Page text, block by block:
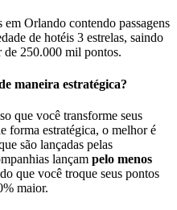
Orlando contendo passagens
de hotéis 3 estrelas, saindo
de 250.000 mil pontos.
maneira estratégica?
que você transforme seus
forma estratégica, o melhor é
são lançadas pelas
lançam pelo menos
que você troque seus pontos
maior.